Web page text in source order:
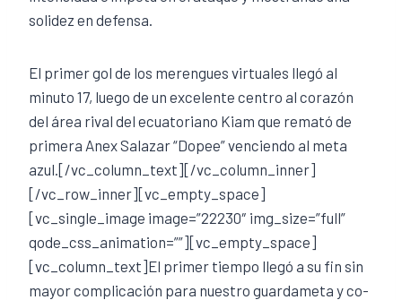
solidez en defensa.
El primer gol de los merengues virtuales llegó al
minuto 17, luego de un excelente centro al corazón
del área rival del ecuatoriano Kiam que remató de
primera Anex Salazar “Dopee” venciendo al meta
azul.[/vc_column_text][/vc_column_inner]
[/vc_row_inner][vc_empty_space]
[vc_single_image image=”22230″ img_size=”full”
qode_css_animation=””][vc_empty_space]
[vc_column_text]El primer tiempo llegó a su fin sin
mayor complicación para nuestro guardameta y co-